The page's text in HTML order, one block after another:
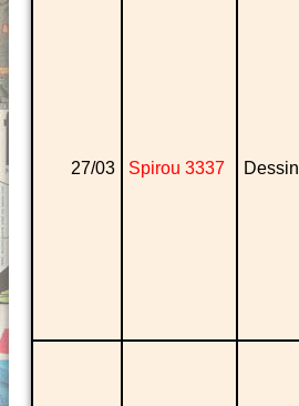
27/03 Spirou 3337 Dessin